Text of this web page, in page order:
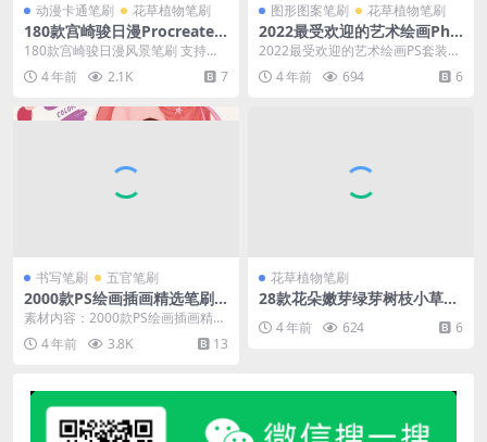
动漫卡通笔刷 花草植物笔刷
180款宫崎骏日漫Procreate
动漫风景PS场景植物笔刷
180款宫崎骏日漫风景笔刷 支持软
件 ：PS、Procreate
4 年前 2.1K 7
图形图案笔刷 花草植物笔刷
2022最受欢迎的艺术绘画Pho
toshop笔刷
2022最受欢迎的艺术绘画PS套装笔
刷 素材内容: .ABR 文件大小：14
0... 4 年前 694 6
书写笔刷 五官笔刷
2000款PS绘画插画精选笔刷
合集
素材内容：2000款PS绘画插画精选
笔刷合集 内容格式：笔刷安装包 文
件大小：3...
4 年前 3.8K 13
花草植物笔刷
28款花朵嫩芽绿芽树枝小草PS
4 年前 624 6